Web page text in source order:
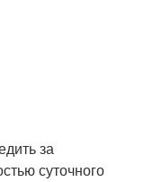
за
суточного